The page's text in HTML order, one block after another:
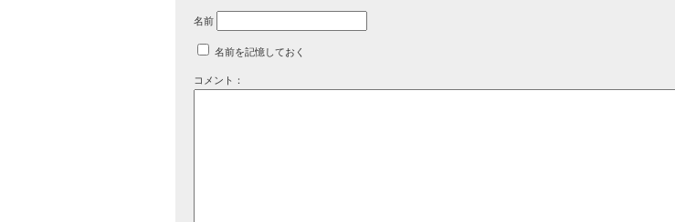
名前
名前を記憶しておく
コメント：